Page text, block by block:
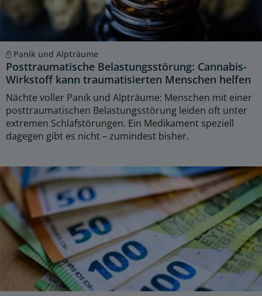
Panik und Alpträume
Posttraumatische Belastungsstörung: Cannabis-
Wirkstoff kann traumatisierten Menschen helfen
Nächte voller Panik und Alpträume: Menschen mit einer
posttraumatischen Belastungsstörung leiden oft unter
extremen Schlafstörungen. Ein Medikament speziell
dagegen gibt es nicht – zumindest bisher.